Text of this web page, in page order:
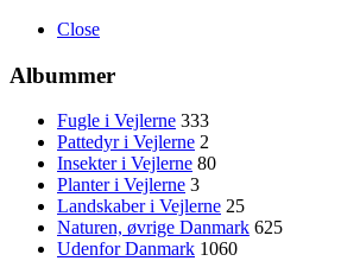
Close
Albummer
Fugle i Vejlerne 333
Pattedyr i Vejlerne 2
Insekter i Vejlerne 80
Planter i Vejlerne 3
Landskaber i Vejlerne 25
Naturen, øvrige Danmark 625
Udenfor Danmark 1060